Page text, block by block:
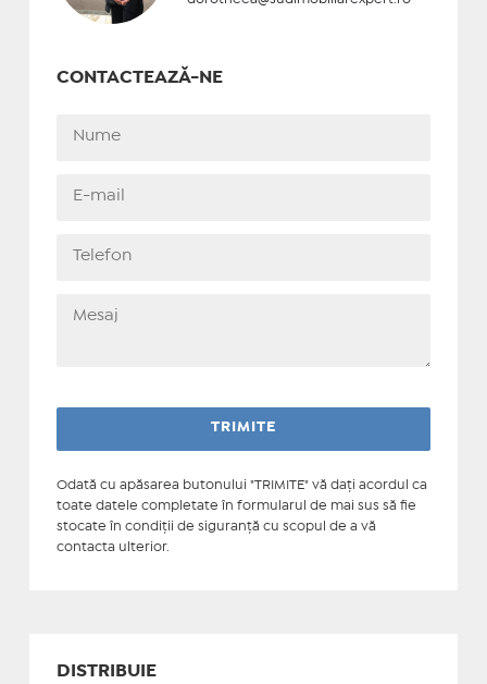
CONTACTEAZĂ-NE
Odată cu apăsarea butonului "TRIMITE" vă daţi acordul ca
toate datele completate în formularul de mai sus să fie
stocate în condiţii de siguranţă cu scopul de a vă
contacta ulterior.
DISTRIBUIE